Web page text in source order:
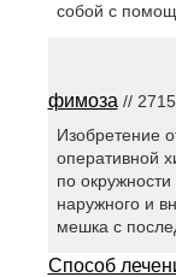
собой с
фимоза//
Изобретение
оперативной
по
наружного и
мешка с
Способ